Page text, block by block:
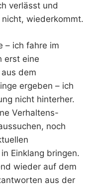
verlässt und
wiederkommt.
– ich fahre im
erst eine
dem
ergeben – ich
nicht hinterher.
Verhaltens-
noch
Einklang bringen.
wieder auf dem
aus der